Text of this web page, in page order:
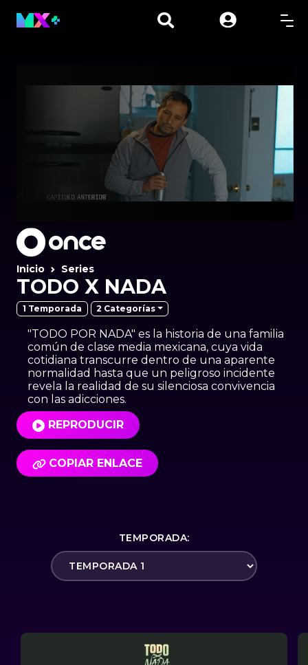
Inicio Series
TODO X NADA
1 Temporada 2 Categorías
"TODO POR NADA" es la historia de una familia
común de clase media mexicana, cuya vida
cotidiana transcurre dentro de una aparente
normalidad hasta que un peligroso incidente
revela la realidad de su silenciosa convivencia
con las adicciones.
REPRODUCIR
COPIAR ENLACE
TEMPORADA: